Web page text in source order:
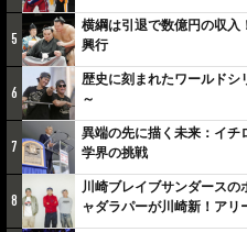
5
横綱は引退で数億円の収入
興行
6
歴史に刻まれたワールドシ
～
7
異端の先に描く未来：イチ
学界の挑戦
8
川崎ブレイブサンダースの
ャダラパーが川崎新！アリ
しみでしかないでしょ。川